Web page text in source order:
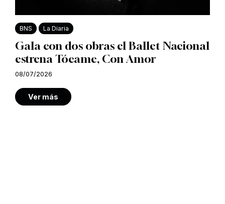
BNS La Diaria
Gala con dos obras el Ballet Nacional
estrena Tócame, Con Amor
08/07/2026
Ver más